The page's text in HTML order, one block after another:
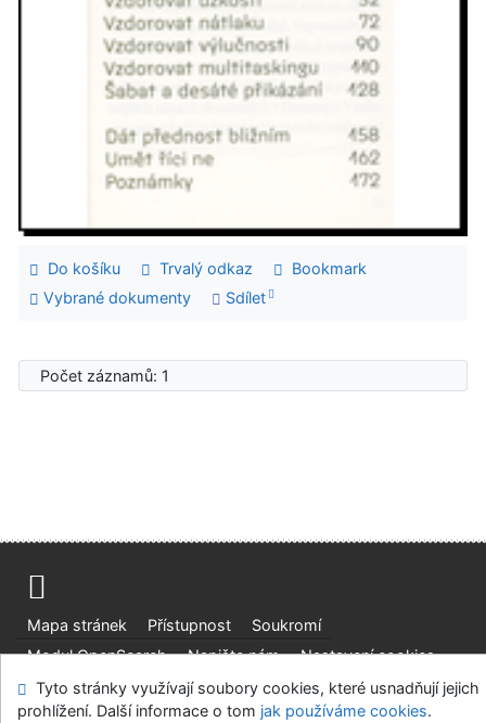
Do košíku Trvalý odkaz
Bookmark
Vybrané dokumenty
Sdílet
Počet záznamů: 1
Mapa stránek Přístupnost
Soukromí
Modul OpenSearch
Napište nám Nastavení cookies
Vědecká knihovna UJEP
Tyto stránky využívají soubory cookies, které usnadňují jejich
prohlížení. Další informace o tom jak používáme cookies.